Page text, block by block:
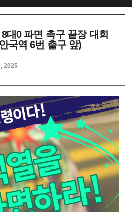
대0 파면 촉구 끝장 대회
국역 6번 출구 앞)
2025
케치북5
케치북5